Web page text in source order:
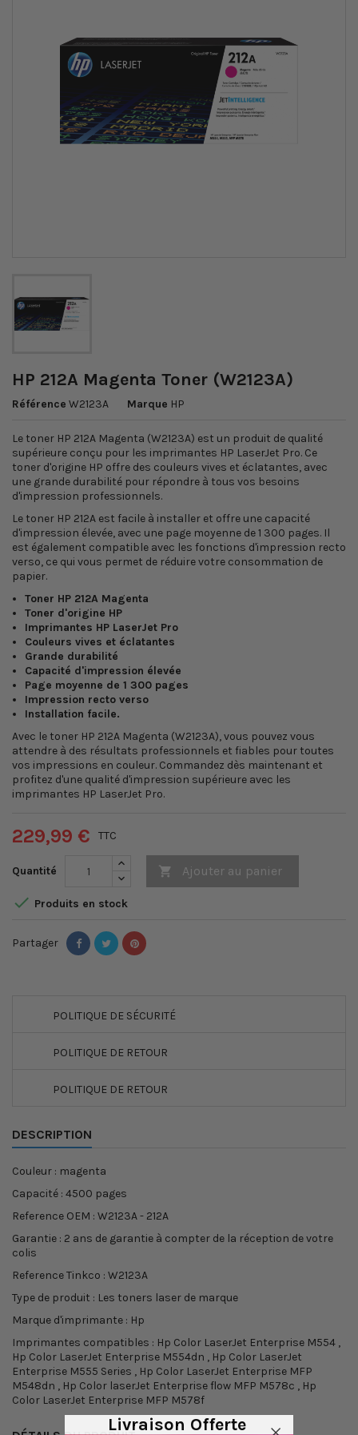
HP 212A Magenta Toner (W2123A)
Référence W2123A Marque HP
Le toner HP 212A Magenta (W2123A) est un produit de qualité
supérieure conçu pour les imprimantes HP LaserJet Pro. Ce
toner d'origine HP offre des couleurs vives et éclatantes, avec
une grande durabilité pour répondre à tous vos besoins
d'impression professionnels.
Le toner HP 212A est facile à installer et offre une capacité
d'impression élevée, avec une page moyenne de 1 300 pages. Il
est également compatible avec les fonctions d'impression recto
verso, ce qui vous permet de réduire votre consommation de
papier.
Toner HP 212A Magenta
Toner d'origine HP
Imprimantes HP LaserJet Pro
Couleurs vives et éclatantes
Grande durabilité
Capacité d'impression élevée
Page moyenne de 1 300 pages
Impression recto verso
Installation facile.
Avec le toner HP 212A Magenta (W2123A), vous pouvez vous
attendre à des résultats professionnels et fiables pour toutes
vos impressions en couleur. Commandez dès maintenant et
profitez d'une qualité d'impression supérieure avec les
imprimantes HP LaserJet Pro.
229,99 € TTC
Quantité  Ajouter au panier
 Produits en stock
Partager
POLITIQUE DE SÉCURITÉ
POLITIQUE DE RETOUR
POLITIQUE DE RETOUR
DESCRIPTION
Couleur : magenta
Capacité : 4500 pages
Reference OEM : W2123A - 212A
Garantie : 2 ans de garantie à compter de la réception de votre
colis
Reference Tinkco : W2123A
Type de produit : Les toners laser de marque
Marque d'imprimante : Hp
Imprimantes compatibles : Hp Color LaserJet Enterprise M554 ,
Hp Color LaserJet Enterprise M554dn , Hp Color LaserJet
Enterprise M555 Series , Hp Color LaserJet Enterprise MFP
M548dn , Hp Color laserJet Enterprise flow MFP M578c , Hp
Color LaserJet Enterprise MFP M578f
Livraison Offerte